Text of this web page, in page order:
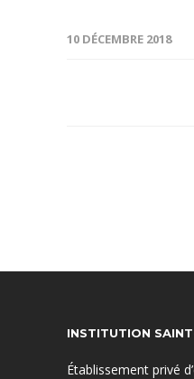
10 DÉCEMBRE 2018
INSTITUTION
Établissement privé